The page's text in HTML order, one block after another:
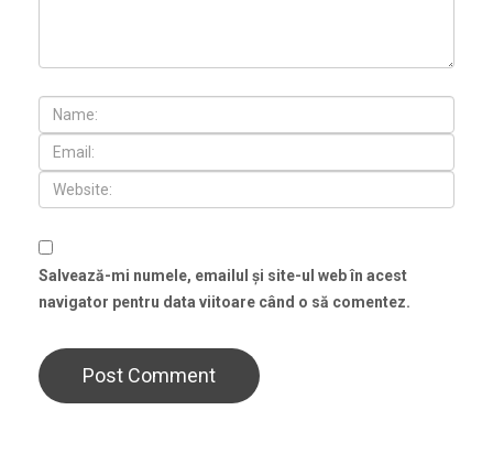
Salvează-mi numele, emailul și site-ul web în acest
navigator pentru data viitoare când o să comentez.